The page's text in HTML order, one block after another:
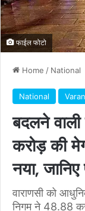
फाईल फोटो
Home / National
National
बदलने
करोड़ की
नया, जानिए
वाराणसी को
निगम ने 48.88